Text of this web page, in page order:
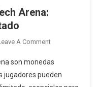
Arena:
A CommentOn
De
Evento
son monedas
jugadores pueden